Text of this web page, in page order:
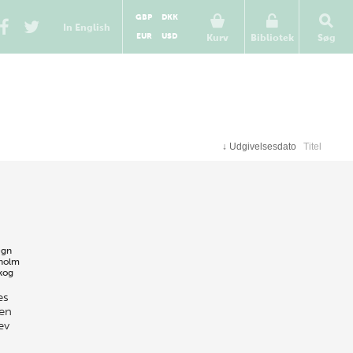
In English
Kurv
GBP
DKK
EUR
USD Bibliotek Søg
↓ Udgivelsesdato Titel